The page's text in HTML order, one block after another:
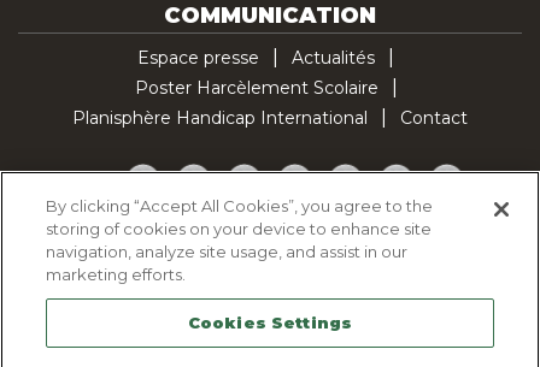
COMMUNICATION
Espace presse
Actualités
Poster Harcèlement Scolaire
Planisphère Handicap International
Contact
Facebook
TwitterYouTubePinterestInstagramLinkedInTikTok
Politique d'utilisation des cookies
Politique de confidentialité
Mentions légales
Plan du site
By clicking “Accept All Cookies”, you agree to the
storing of cookies on your device to enhance site
navigation, analyze site usage, and assist in our
marketing efforts.
Cookies Settings